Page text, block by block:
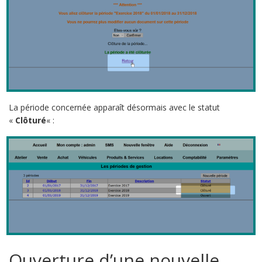
La période concernée apparaît désormais avec le statut
« Clôturé« :